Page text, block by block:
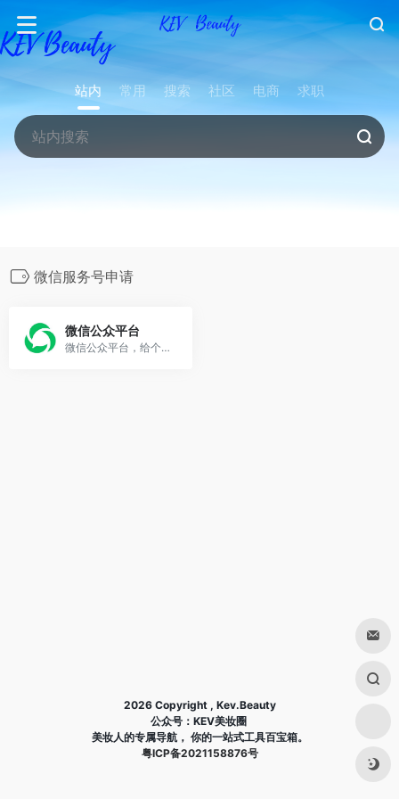
站内 常用 搜索 社区 电商 求职
微信服务号申请
微信公众平台
微信公众平台，给个人、企业和组织提供业务服务与用户管理能力的全新服务平台。
2026 Copyright , Kev.Beauty
公众号：KEV美妆圈
美妆人的专属导航， 你的一站式工具百宝箱。
粤ICP备2021158876号